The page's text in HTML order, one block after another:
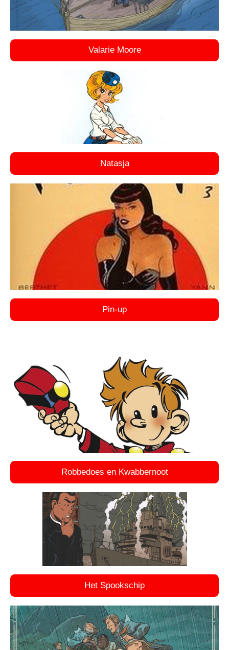
Valarie Moore
Natasja
Pin-up
Robbedoes en Kwabbernoot
Het Spookschip